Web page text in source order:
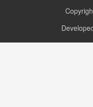
GÜNLÜK
Günlük